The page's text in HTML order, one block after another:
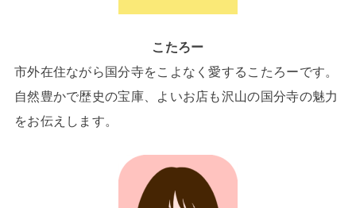
こたろー
市外在住ながら国分寺をこよなく愛するこたろーです。
自然豊かで歴史の宝庫、よいお店も沢山の国分寺の魅力
をお伝えします。